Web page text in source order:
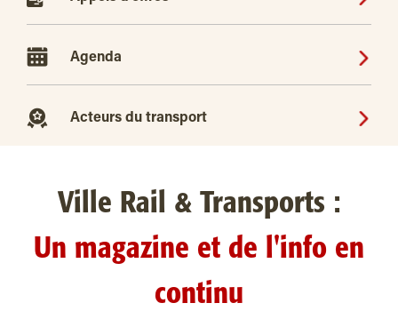
Agenda
Acteurs du transport
Ville Rail & Transports :
Un magazine et de l'info en
continu